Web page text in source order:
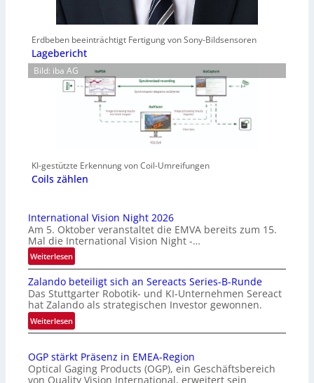
Erdbeben beeinträchtigt Fertigung von Sony-Bildsensoren
Lagebericht
Bild: iba AG
KI-gestützte Erkennung von Coil-Umreifungen
Coils zählen
International Vision Night 2026
Am 5. Oktober veranstaltet die EMVA bereits zum 15.
Mal die International Vision Night -…
Weiterlesen:
I
n
t
e
r
n
t
i
Zalando beteiligt sich an Sereacts Series-B-Runde
Das Stuttgarter Robotik- und KI-Unternehmen Sereact
hat Zalando als strategischen Investor gewonnen.
Weiterlesen:
Z
l
a
OGP stärkt Präsenz in EMEA-Region
Optical Gaging Products (OGP), ein Geschäftsbereich
von Quality Vision International, erweitert sein